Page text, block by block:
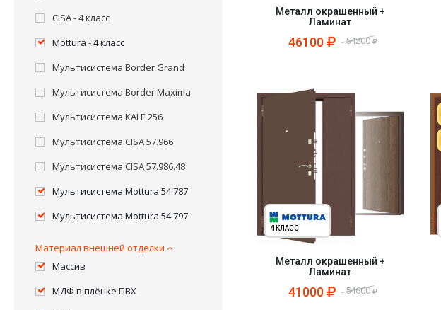
CISA - 4 класс
Mottura - 4 класс
Мультисистема Border Grand
Мультисистема Border Maxima
Мультисистема KALE 256
Мультисистема CISA 57.966
Мультисистема CISA 57.986.48
Мультисистема Mottura 54.787
Мультисистема Mottura 54.797
Материал внешней отделки
Массив
МДФ в плёнке ПВХ
Металл окрашенный +
Ламинат
46100 54200
4 КЛАСС
Металл окрашенный +
Ламинат
41000 54600